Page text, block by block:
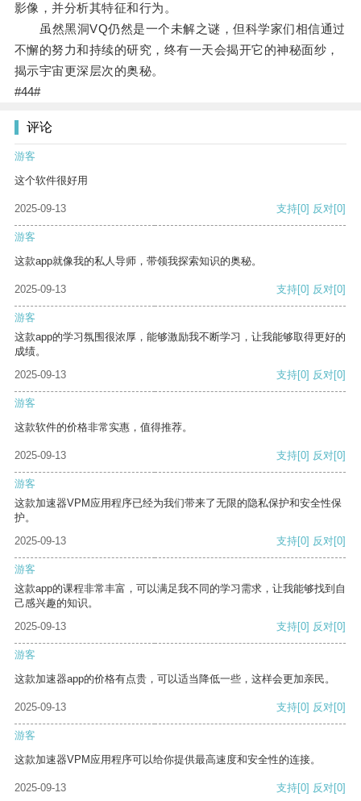
影像，并分析其特征和行为。
虽然黑洞VQ仍然是一个未解之谜，但科学家们相信通过
不懈的努力和持续的研究，终有一天会揭开它的神秘面纱，
揭示宇宙更深层次的奥秘。
#44#
评论
游客
这个软件很好用
2025-09-13 支持[0] 反对[0]
游客
这款app就像我的私人导师，带领我探索知识的奥秘。
2025-09-13 支持[0] 反对[0]
游客
这款app的学习氛围很浓厚，能够激励我不断学习，让我能够取得更好的
成绩。
2025-09-13
支持[0] 反对[0]
游客
这款软件的价格非常实惠，值得推荐。
2025-09-13 支持[0] 反对[0]
游客
这款加速器VPM应用程序已经为我们带来了无限的隐私保护和安全性保
护。
2025-09-13
支持[0] 反对[0]
游客
这款app的课程非常丰富，可以满足我不同的学习需求，让我能够找到自
己感兴趣的知识。
2025-09-13
支持[0] 反对[0]
游客
这款加速器app的价格有点贵，可以适当降低一些，这样会更加亲民。
2025-09-13 支持[0] 反对[0]
游客
这款加速器VPM应用程序可以给你提供最高速度和安全性的连接。
2025-09-13 支持[0] 反对[0]